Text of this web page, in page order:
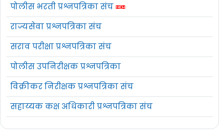
पोलीस भरती प्रश्नपत्रिका संच
राज्यसेवा प्रश्नपत्रिका संच
सराव परीक्षा प्रश्नपत्रिका संच
पोलीस उपनिरीक्षक प्रश्नपत्रिका
विक्रीकर निरीक्षक प्रश्नपत्रिका संच
सहाय्यक कक्ष अधिकारी प्रश्नपत्रिका संच